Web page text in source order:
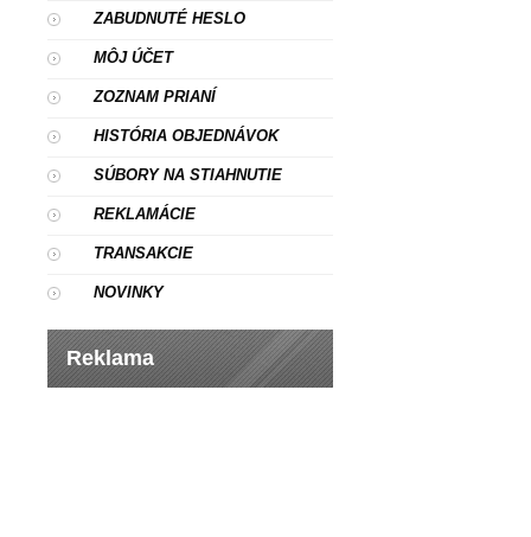
ZABUDNUTÉ HESLO
MÔJ ÚČET
ZOZNAM PRIANÍ
HISTÓRIA OBJEDNÁVOK
SÚBORY NA STIAHNUTIE
REKLAMÁCIE
TRANSAKCIE
NOVINKY
Reklama